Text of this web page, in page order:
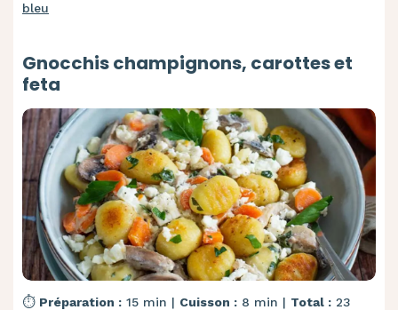
bleu
Gnocchis champignons, carottes et
feta
⏱️ Préparation : 15 min | Cuisson : 8 min | Total : 23